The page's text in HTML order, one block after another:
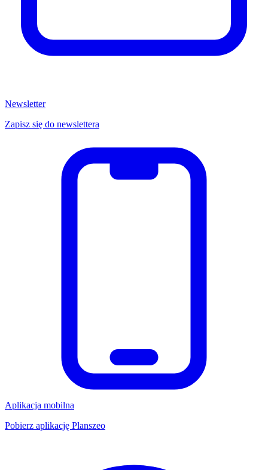
Newsletter
Zapisz się do newslettera
Aplikacja mobilna
Pobierz aplikację Planszeo